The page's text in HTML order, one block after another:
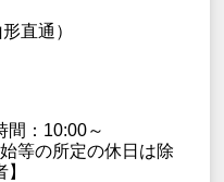
直通）
間：10:00～
等の所定の休日は除